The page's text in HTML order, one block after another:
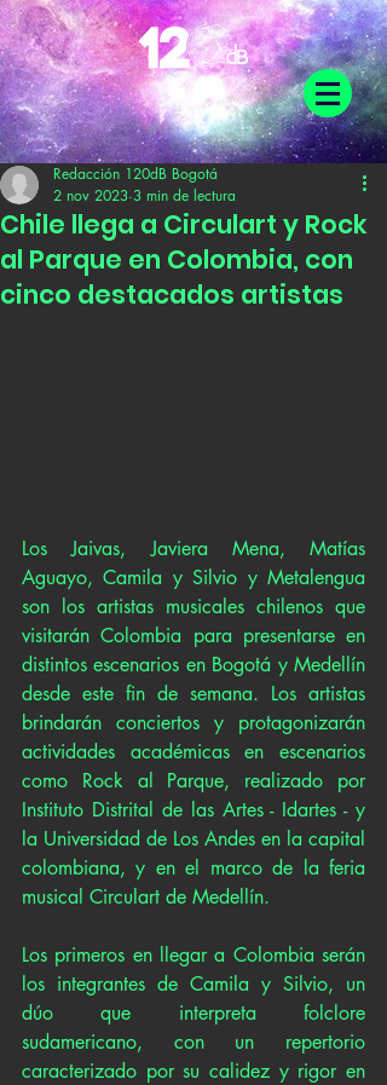
Chile llega a Circulart y Rock
al Parque en Colombia, con
cinco destacados artistas
Redacción 120dB Bogotá
2 nov 2023 3 min de lectura
Los Jaivas, Javiera Mena, Matías
Aguayo, Camila y Silvio y Metalengua
son los artistas musicales chilenos que
visitarán Colombia para presentarse en
distintos escenarios en Bogotá y Medellín
desde este fin de semana. Los artistas
brindarán conciertos y protagonizarán
actividades académicas en escenarios
como Rock al Parque, realizado por
Instituto Distrital de las Artes - Idartes - y
la Universidad de Los Andes en la capital
colombiana, y en el marco de la feria
musical Circulart de Medellín.
Los primeros en llegar a Colombia serán
los integrantes de Camila y Silvio, un
dúo que interpreta folclore
sudamericano, con un repertorio
caracterizado por su calidez y rigor en